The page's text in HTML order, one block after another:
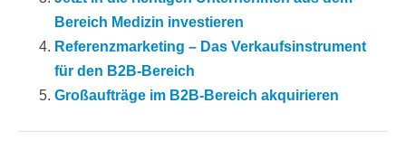
Bereich Medizin investieren
Referenzmarketing – Das Verkaufsinstrument
für den B2B-Bereich
Großaufträge im B2B-Bereich akquirieren